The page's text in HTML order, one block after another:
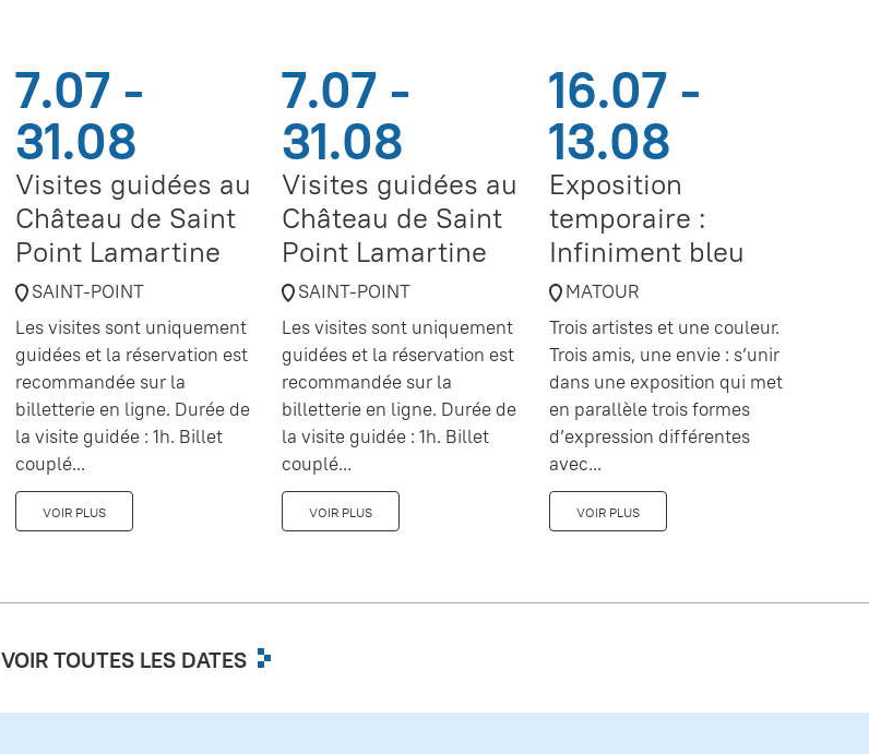
7.07 -
31.08
Visites guidées au
Château de Saint
Point Lamartine
SAINT-POINT
Les visites sont uniquement
guidées et la réservation est
recommandée sur la
billetterie en ligne. Durée de
la visite guidée : 1h. Billet
couplé...
VOIR PLUS
7.07 -
31.08
Visites guidées au
Château de Saint
Point Lamartine
SAINT-POINT
Les visites sont uniquement
guidées et la réservation est
recommandée sur la
billetterie en ligne. Durée de
la visite guidée : 1h. Billet
couplé...
VOIR PLUS
16.07 -
13.08
Exposition
temporaire :
Infiniment bleu
MATOUR
Trois artistes et une couleur.
Trois amis, une envie : s’unir
dans une exposition qui met
en parallèle trois formes
d’expression différentes
avec...
VOIR PLUS
VOIR TOUTES LES DATES